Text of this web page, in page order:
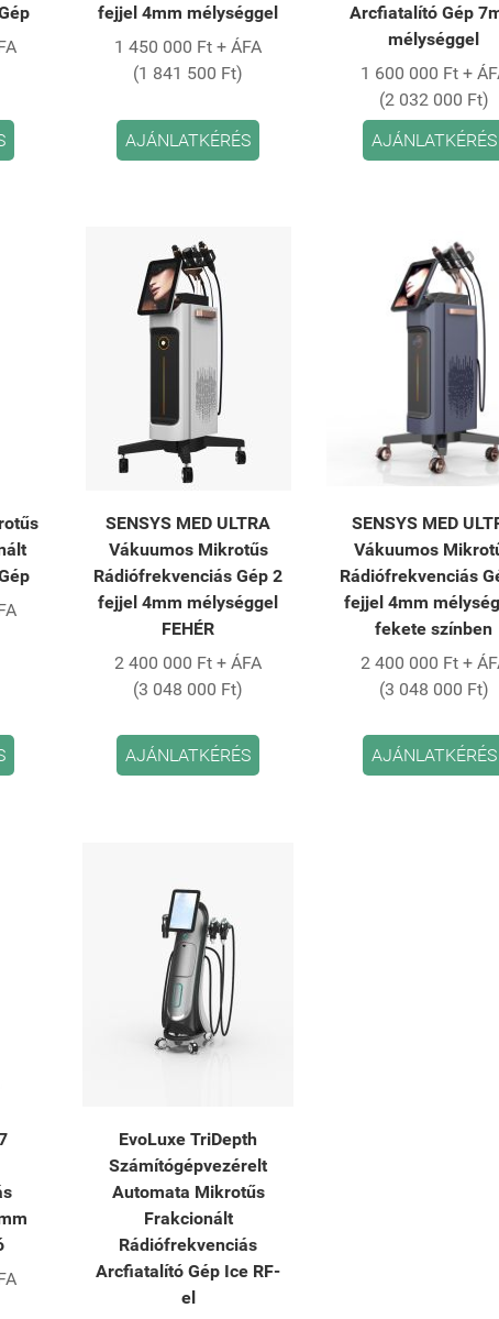
fejjel 4mm mélységgel
1 450 000 Ft + ÁFA
(1 841 500 Ft)
AJÁNLATKÉRÉS
Arcfiatalító Gép
mélységgel
1 600 000 Ft +
(2 032 000 Ft)
AJÁNLATKÉRÉS
SENSYS MED ULTRA
Vákuumos Mikrotűs
Rádiófrekvenciás Gép 2
fejjel 4mm mélységgel
FEHÉR
2 400 000 Ft + ÁFA
(3 048 000 Ft)
AJÁNLATKÉRÉS
SENSYS MED
Vákuumos
Rádiófrekvenciás
fejjel 4mm
fekete színben
2 400 000 Ft +
(3 048 000 Ft)
AJÁNLATKÉRÉS
EvoLuxe TriDepth
Számítógépvezérelt
Automata Mikrotűs
Frakcionált
Rádiófrekvenciás
Arcfiatalító Gép Ice RF-
el